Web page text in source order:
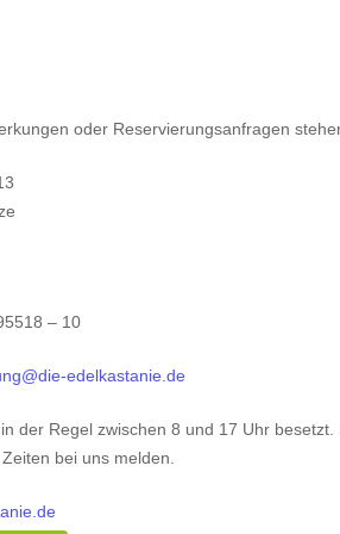
oder Reservierungsanfragen
– 10
edelkastanie.de
der Regel zwischen 8 und 17 Uhr
bei uns melden.